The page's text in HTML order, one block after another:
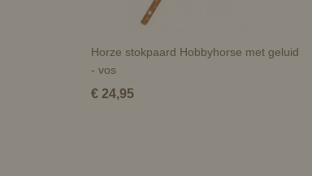
Horze stokpaard Hobbyhorse met geluid
- vos
€ 24,95